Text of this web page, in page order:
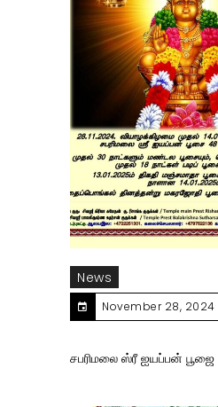
News
November 28, 2024
சபரிமலை ஸ்ரீ ஐயப்பன் பூஜை